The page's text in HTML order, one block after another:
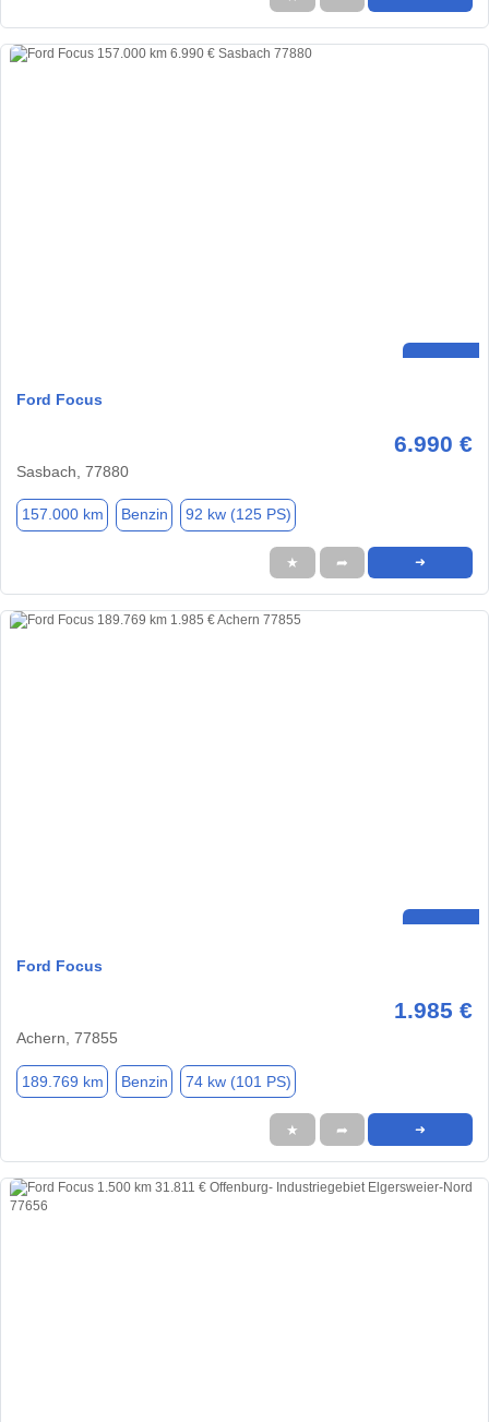
Ford Focus
6.990 €
Sasbach, 77880
157.000 km Benzin 92 kw (125 PS)
★ ➦ ➜
Ford Focus
1.985 €
Achern, 77855
189.769 km Benzin 74 kw (101 PS)
★ ➦ ➜